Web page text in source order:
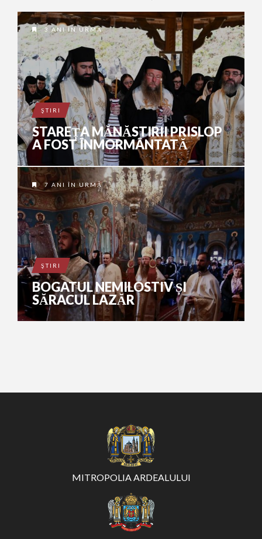
3 ANI ÎN URMĂ
ŞTIRI
STAREȚA MĂNĂSTIRII PRISLOP
A FOST ÎNMORMÂNTATĂ
7 ANI ÎN URMĂ
ŞTIRI
BOGATUL NEMILOSTIV ȘI
SĂRACUL LAZĂR
MITROPOLIA ARDEALULUI